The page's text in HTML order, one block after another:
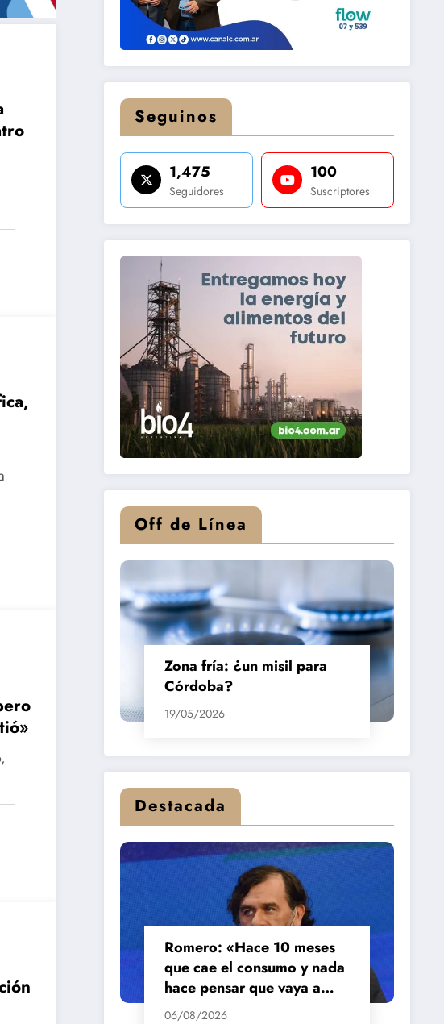
Seguinos
1,475
Seguidores
100
Suscriptores
Off de Línea
Zona fría: ¿un misil para
Córdoba?
19/05/2026
Destacada
Romero: «Hace 10 meses
que cae el consumo y nada
hace pensar que vaya a
repuntar»
06/08/2026